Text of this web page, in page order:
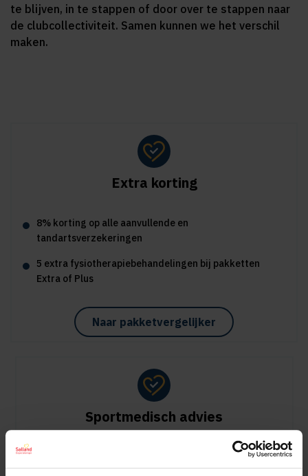
te blijven, in te stappen of door over te stappen naar
de clubcollectiviteit. Samen kunnen we het verschil
maken.
Extra korting
8% korting op alle aanvullende en
tandartsverzekeringen
5 extra fysiotherapiebehandelingen bij pakketten
Extra of Plus
Naar pakketvergelijker
Sportmedisch advies
Vergoeding tot €125 per kalenderjaar bij pakket Plus